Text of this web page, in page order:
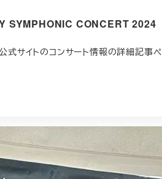
CONCERT 2024
式サイトのコンサート情報の詳細記事ペ